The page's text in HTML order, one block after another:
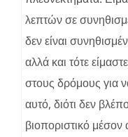
λεπτών σε
δεν είναι
αλλά και τότε
στους δρόμους για
αυτό, διότι δεν
βιοποριστικό